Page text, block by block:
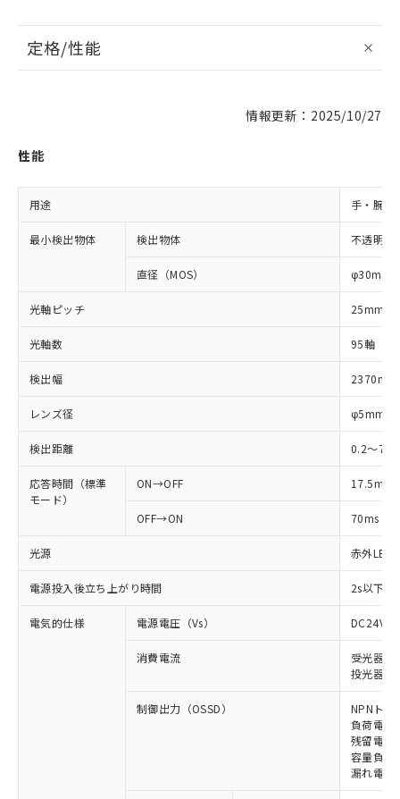
定格/性能
情報更新：2025/10/27
性能
用途 手・腕検
最小検出物体 検出物体 不透明体
直径（MOS） φ30mm
光軸ピッチ 25mm
光軸数 95軸
検出幅 2370mm
レンズ径 φ5mm
検出距離 0.2～7m
応答時間（標準
モード）
ON→OFF 17.5ms
OFF→ON 70ms
光源 赤外LED
電源投入後立ち上がり時間 2s以下(
電気的仕様 電源電圧（Vs）
消費電流
受光器:
投光器:
制御出力（OSSD）
NPNトラ
負荷電流
残留電圧
容量負荷
漏れ電流